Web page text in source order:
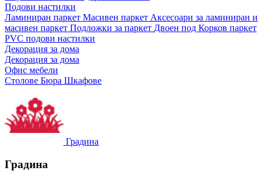
Подови настилки
Ламиниран паркет Масивен паркет Аксесоари за ламиниран и
масивен паркет Подложки за паркет Двоен под Корков паркет
PVC подови настилки
Декорация за дома
Декорация за дома
Офис мебели
Столове Бюра Шкафове
Градина
Градина